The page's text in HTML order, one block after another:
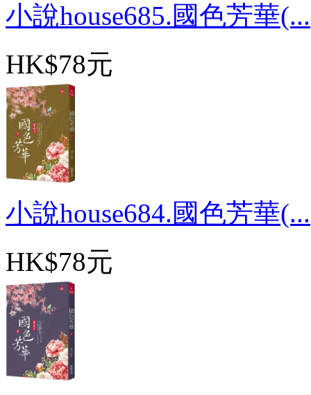
小說house685.國色芳華(...
HK$78元
小說house684.國色芳華(...
HK$78元